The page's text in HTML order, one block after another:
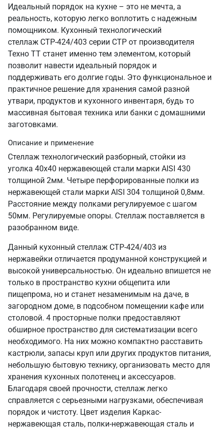
Идеальный порядок на кухне – это не мечта, а
реальность, которую легко воплотить с надежным
помощником. Кухонный технологический
стеллаж СТР-424/403 серии СТР от производителя
Техно ТТ станет именно тем элементом, который
позволит навести идеальный порядок и
поддерживать его долгие годы. Это функциональное и
практичное решение для хранения самой разной
утвари, продуктов и кухонного инвентаря, будь то
массивная бытовая техника или банки с домашними
заготовками.
Описание и применение
Стеллаж технологический разборный, стойки из
уголка 40х40 нержавеющей стали марки AISI 430
толщиной 2мм. Четыре перфорированные полки из
нержавеющей стали марки AISI 304 толщиной 0,8мм.
Расстояние между полками регулируемое с шагом
50мм. Регулируемые опоры. Стеллаж поставляется в
разобранном виде.
Данный кухонный стеллаж СТР-424/403 из
нержавейки отличается продуманной конструкцией и
высокой универсальностью. Он идеально впишется не
только в пространство кухни общепита или
пищепрома, но и станет незаменимым на даче, в
загородном доме, в подсобном помещении кафе или
столовой. 4 просторные полки предоставляют
обширное пространство для систематизации всего
необходимого. На них можно компактно расставить
кастрюли, запасы круп или других продуктов питания,
небольшую бытовую технику, организовать место для
хранения кухонных полотенец и аксессуаров.
Благодаря своей прочности, стеллаж легко
справляется с серьезными нагрузками, обеспечивая
порядок и чистоту. Цвет изделия Каркас-
нержавеющая сталь, полки-нержавеющая сталь и